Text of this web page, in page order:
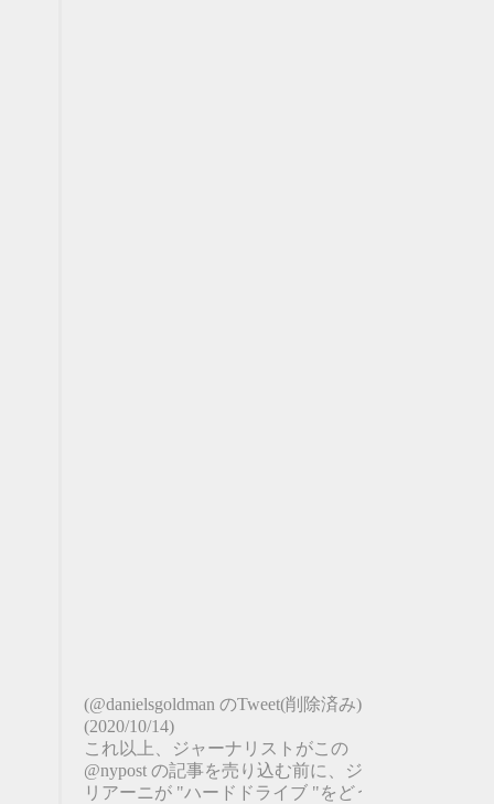
(@danielsgoldman のTweet(削除済み))
(2020/10/14)
これ以上、ジャーナリストがこの
@nypost の記事を売り込む前に、ジュ
リアーニが "ハードドライブ "をどうや